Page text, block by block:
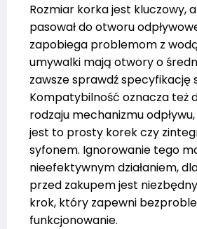
Rozmiar korka jest kluczowy,
pasował do otworu
zapobiega problemom z
umywalki mają otwory o
zawsze sprawdź specyfikację
Kompatybilność oznacza też
rodzaju mechanizmu
jest to prosty korek czy
syfonem. Ignorowanie tego
nieefektywnym działaniem,
przed zakupem jest
krok, który zapewni
funkcjonowanie.